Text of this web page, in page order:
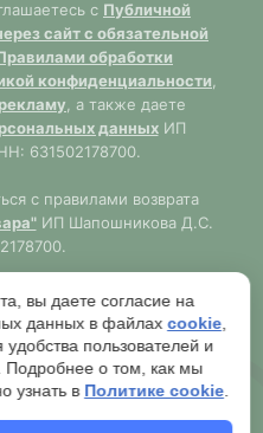
с Публичной
сайт с обязательной
обработки
конфиденциальности,
, а также даете
данныхИП
631502178700.
с правилами возврата
ИП Шапошникова Д.С.
публичной офертой,
целях.
в разделе"Публичная
только при
через Оператора сайта
вы даете согласие на
данных в файлах cookie
пользователей и
Подробнее о том, как мы
узнать в Политике cookie